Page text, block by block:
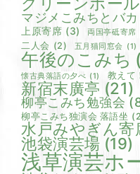
マジメこみちとバ
上原寄席 (3) 両国亭砥寄席
二人会 (2) 五月猫同窓会 (1)
午後のこみち
懐古典落語の夕べ (1) 教えて
新宿末廣亭 (21)
柳亭こみち勉強会
柳亭こみち独演会 落語坐
水戸みやぎん寄
池袋演芸場 (19)
浅草演芸ホ